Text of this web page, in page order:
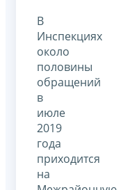
В
Инспекциях
около
половины
обращений
в
июле
2019
года
приходится
на